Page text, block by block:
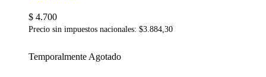
$ 4.700
Precio sin impuestos nacionales: $3.884,30
Temporalmente Agotado